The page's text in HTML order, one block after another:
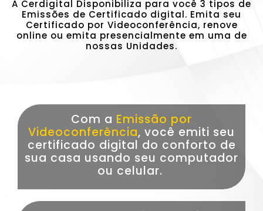
A Cerdigital Disponibiliza para você 3 tipos de
Emissões de Certificado digital. Emita seu
Certificado por Videoconferência, renove
online ou emita presencialmente em uma de
nossas Unidades.
Com a Emissão por
Videoconferência, você emiti seu
certificado digital do conforto de
sua casa usando seu computador
ou celular.